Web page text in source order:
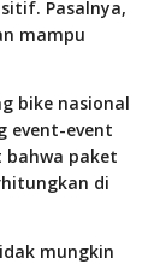
Pasalnya,
mampu
bike nasional
event-event
bahwa paket
di
mungkin